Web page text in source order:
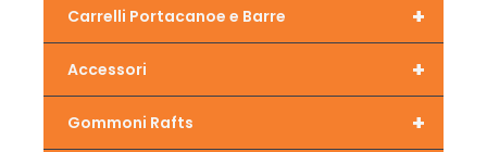
+
Carrelli Portacanoe e Barre
+
Accessori
+
Gommoni Rafts